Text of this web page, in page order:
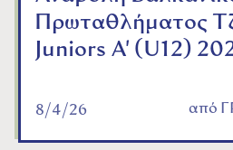
Πρωταθλήματος
Juniors A' (U12)
8/4/26 από